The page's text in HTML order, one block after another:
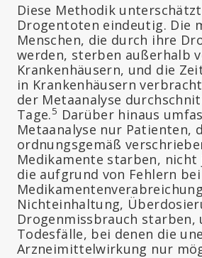
Diese Methodik
Drogentoten eindeutig. Die
Menschen, die durch ihre
werden, sterben außerhalb
Krankenhäusern, und die
in Krankenhäusern
der Metaanalyse
Tage.5 Darüber hinaus
Metaanalyse nur Patienten,
ordnungsgemäß
Medikamente starben, nicht
die aufgrund von Fehlern
Nichteinhaltung,
Drogenmissbrauch starben,
Todesfälle, bei denen die
Arzneimittelwirkung nur